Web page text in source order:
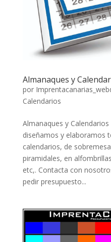
Almanaques y
por
Calendarios
Almanaques y
diseñamos y elaboramos
calendarios, de
piramidales, en
etc,. Contacta con
pedir presupuesto...